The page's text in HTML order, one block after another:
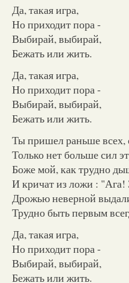
Да, такая игра,
Но приходит пора -
Выбирай, выбирай,
Бежать или жить.
Да, такая игра,
Но приходит пора -
Выбирай, выбирай,
Бежать или жить.
Ты пришел раньше всех,
Только нет больше сил
Боже мой, как трудно
И кричат из ложи : "Ага!
Дрожью неверной
Трудно быть первым
Да, такая игра,
Но приходит пора -
Выбирай, выбирай,
Бежать или жить.